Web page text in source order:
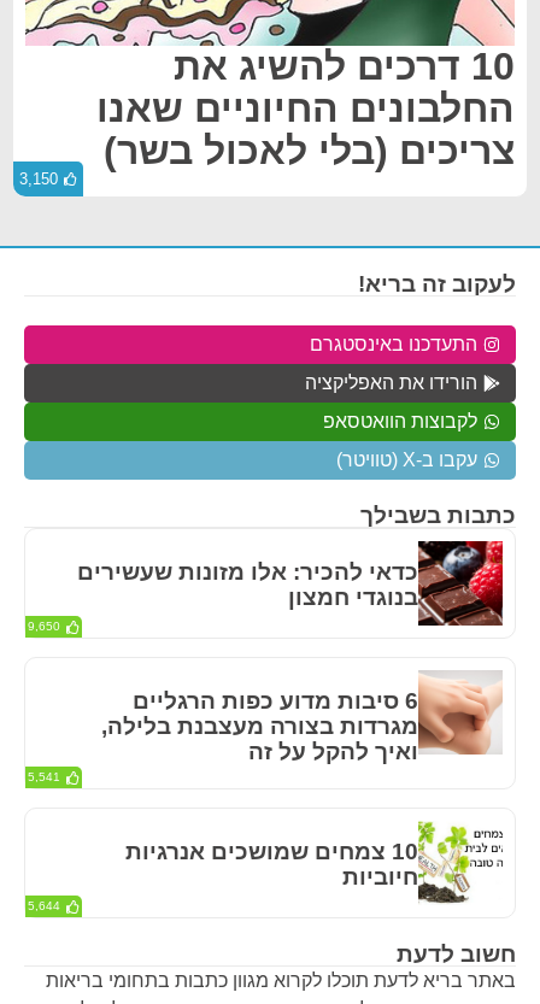
10 דרכים להשיג את
החלבונים החיוניים שאנו
צריכים (בלי לאכול בשר)
3,150
חשוב לדעת
באתר בריא לדעת תוכלו לקרוא מגוון כתבות בתחומי בריאות
כתבות בשבילך
כדאי להכיר: אלו מזונות שעשירים
בנוגדי חמצון
9,650
6 סיבות מדוע כפות הרגליים
מגרדות בצורה מעצבנת בלילה,
ואיך להקל על זה
5,541
10 צמחים שמושכים אנרגיות
חיוביות
5,644
לעקוב זה בריא!
התעדכנו באינסטגרם
הורידו את האפליקציה
לקבוצות הוואטסאפ
עקבו ב-X (טוויטר)